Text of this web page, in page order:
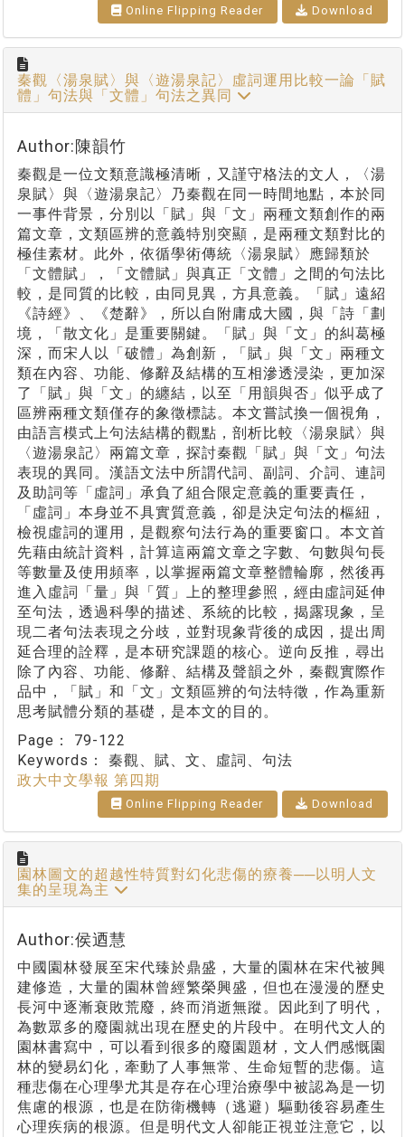
Online Flipping Reader Download
秦觀〈湯泉賦〉與〈遊湯泉記〉虛詞運用比較一論「賦
體」句法與「文體」句法之異同
Author:陳韻竹
秦觀是一位文類意識極清晰，又謹守格法的文人，〈湯
泉賦〉與〈遊湯泉記〉乃秦觀在同一時間地點，本於同
一事件背景，分別以「賦」與「文」兩種文類創作的兩
篇文章，文類區辨的意義特別突顯，是兩種文類對比的
極佳素材。此外，依循學術傳統〈湯泉賦〉應歸類於
「文體賦」，「文體賦」與真正「文體」之間的句法比
較，是同質的比較，由同見異，方具意義。「賦」遠紹
《詩經》、《楚辭》，所以自附庸成大國，與「詩「劃
境，「散文化」是重要關鍵。「賦」與「文」的糾葛極
深，而宋人以「破體」為創新，「賦」與「文」兩種文
類在內容、功能、修辭及結構的互相滲透浸染，更加深
了「賦」與「文」的纏結，以至「用韻與否」似乎成了
區辨兩種文類僅存的象徵標誌。本文嘗試換一個視角，
由語言模式上句法結構的觀點，剖析比較〈湯泉賦〉與
〈遊湯泉記〉兩篇文章，探討秦觀「賦」與「文」句法
表現的異同。漢語文法中所謂代詞、副詞、介詞、連詞
及助詞等「虛詞」承負了組合限定意義的重要責任，
「虛詞」本身並不具實質意義，卻是決定句法的樞紐，
檢視虛詞的運用，是觀察句法行為的重要窗口。本文首
先藉由統計資料，計算這兩篇文章之字數、句數與句長
等數量及使用頻率，以掌握兩篇文章整體輪廓，然後再
進入虛詞「量」與「質」上的整理參照，經由虛詞延伸
至句法，透過科學的描述、系統的比較，揭露現象，呈
現二者句法表現之分歧，並對現象背後的成因，提出周
延合理的詮釋，是本研究課題的核心。逆向反推，尋出
除了內容、功能、修辭、結構及聲韻之外，秦觀實際作
品中，「賦」和「文」文類區辨的句法特徵，作為重新
思考賦體分類的基礎，是本文的目的。
Page： 79-122
Keywords： 秦觀、賦、文、虛詞、句法
政大中文學報 第四期
Online Flipping Reader Download
園林圖文的超越性特質對幻化悲傷的療養──以明人文
集的呈現為主
Author:侯迺慧
中國園林發展至宋代臻於鼎盛，大量的園林在宋代被興
建修造，大量的園林曾經繁榮興盛，但也在漫漫的歷史
長河中逐漸衰敗荒廢，終而消逝無蹤。因此到了明代，
為數眾多的廢園就出現在歷史的片段中。在明代文人的
園林書寫中，可以看到很多的廢園題材，文人們感慨園
林的變易幻化，牽動了人事無常、生命短暫的悲傷。這
種悲傷在心理學尤其是存在心理治療學中被認為是一切
焦慮的根源，也是在防衛機轉（逃避）驅動後容易產生
心理疾病的根源。但是明代文人卻能正視並注意它，以